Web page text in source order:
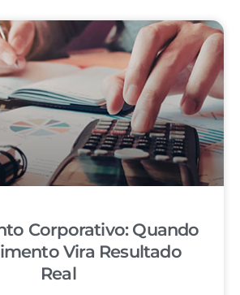
Corporativo: Quando
Vira Resultado
Real